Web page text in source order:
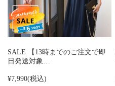
SALE 【13時までのご注文で即
日発送対象…
¥7,990(税込)